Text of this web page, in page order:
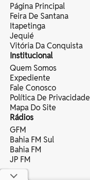
Página Principal
Feira De Santana
Itapetinga
Jequié
Vitória Da Conquista
Institucional
Quem Somos
Expediente
Fale Conosco
Política De Privacidade
Mapa Do Site
Rádios
GFM
Bahia FM Sul
Bahia FM
JP FM